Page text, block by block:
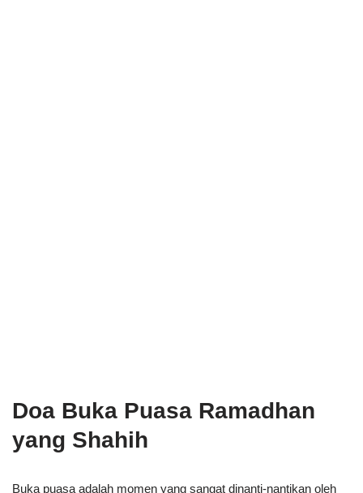
Doa Buka Puasa Ramadhan
yang Shahih
Buka puasa adalah momen yang sangat dinanti-nantikan oleh